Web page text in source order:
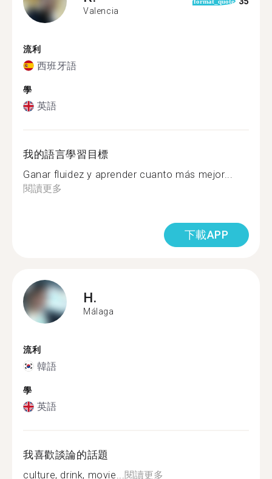
Valencia
流利
西班牙語
學
英語
我的語言學習目標
Ganar fluidez y aprender cuanto más mejor...
閱讀更多
下載APP
H.
Málaga
流利
韓語
學
英語
我喜歡談論的話題
culture, drink, movie...閱讀更多